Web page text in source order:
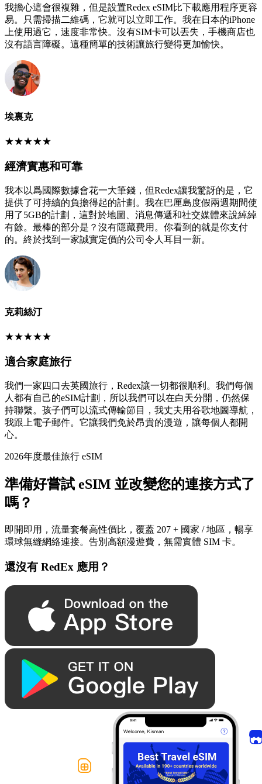
我擔心這會很複雜，但是設置Redex eSIM比下載應用程序更容
易。只需掃描二維碼，它就可以立即工作。我在日本的iPhone
上使用過它，速度非常快。沒有SIM卡可以丟失，手機商店也
沒有語言障礙。這種簡單的技術讓旅行變得更加愉快。
埃裏克
★★★★★
經濟實惠和可靠
我本以爲國際數據會花一大筆錢，但Redex讓我驚訝的是，它
提供了可持續的負擔得起的計劃。我在巴厘島度假兩週期間使
用了5GB的計劃，這對於地圖、消息傳遞和社交媒體來說綽綽
有餘。最棒的部分是？沒有隱藏費用。你看到的就是你支付
的。終於找到一家誠實定價的公司令人耳目一新。
克莉絲汀
★★★★★
適合家庭旅行
我們一家四口去英國旅行，Redex讓一切都很順利。我們每個
人都有自己的eSIM計劃，所以我們可以在白天分開，仍然保
持聯繫。孩子們可以流式傳輸節目，我丈夫用谷歌地圖導航，
我跟上電子郵件。它讓我們免於昂貴的漫遊，讓每個人都開
心。
2026年度最佳旅行 eSIM
準備好嘗試 eSIM 並改變您的連接方式了
嗎？
即開即用，流量套餐高性價比，覆蓋 207 + 國家 / 地區，暢享
環球無縫網絡連接。告別高額漫遊費，無需實體 SIM 卡。
還沒有 RedEx 應用？